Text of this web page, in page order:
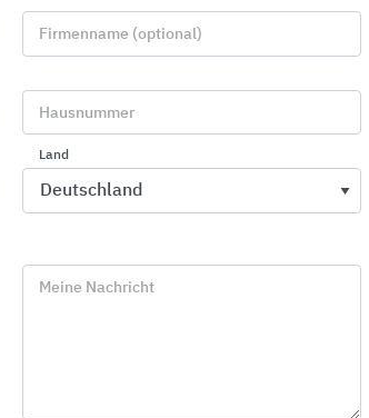
Firmenname (optional)
Hausnummer
Land
Meine Nachricht